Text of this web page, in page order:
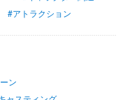
#アトラクション
ン